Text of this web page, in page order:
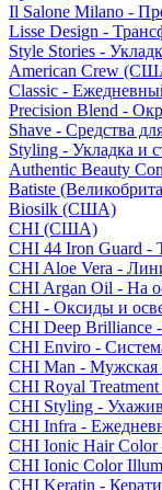
Il Salone Milano -
Lisse Design -
Style Stories -
American Crew
Classic -
Precision Blend -
Shave - Средства
Styling - Укладка и
Authentic Beauty
Batiste
Biosilk (США)
CHI (США)
CHI 44 Iron Guard -
CHI Aloe Vera -
CHI Argan Oil - На
CHI - Оксиды и
CHI Deep Brilliance
CHI Enviro -
CHI Man - Мужская
CHI Royal
CHI Styling -
CHI Infra -
CHI Ionic Hair Color
CHI Ionic Color
CHI Keratin -